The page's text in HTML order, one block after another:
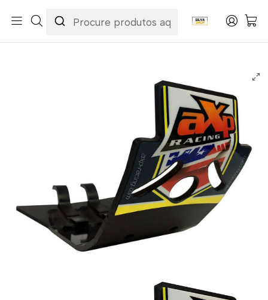
Protetor de Cárter AXP Motocross Phd Anaheim Husqvarna
FC250 / FC350 / FX350 2016-2022